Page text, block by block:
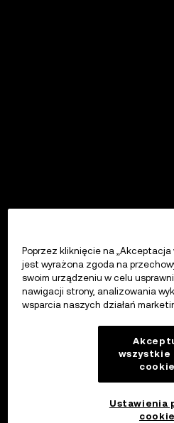
Poprzez kliknięcie na
jest wyrażona zgoda na
swoim urządzeniu w celu
nawigacji strony, analizowania
wsparcia naszych działań
wszystkie
cookie
Ustawienia
cookie